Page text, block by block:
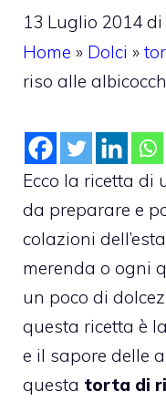
13 Luglio 2014 di
Home » Dolci »
riso alle
Ecco la ricetta di
da preparare e
colazioni
merenda o ogni
un poco di
questa ricetta è
e il sapore delle
questa torta di